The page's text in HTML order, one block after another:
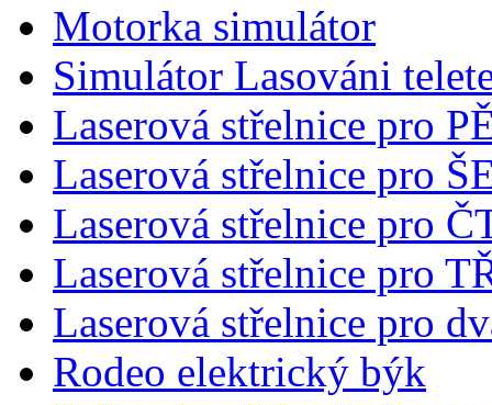
Motorka simulátor
Simulátor Lasováni
Laserová střelnice pro
Laserová střelnice pro
Laserová střelnice pro
Laserová střelnice pro
Laserová střelnice pro
Rodeo elektrický býk